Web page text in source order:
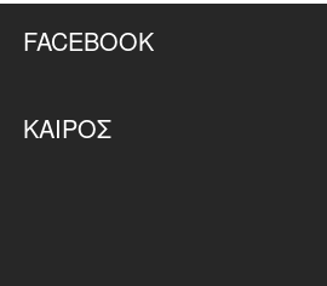
FACEBOOK
ΚΑΙΡΌΣ